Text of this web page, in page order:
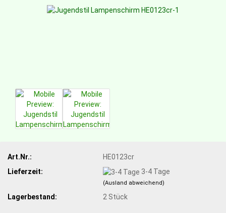
Art.Nr.:
HE0123cr
Lieferzeit:
3-4 Tage
(Ausland abweichend)
Lagerbestand: 2 Stück